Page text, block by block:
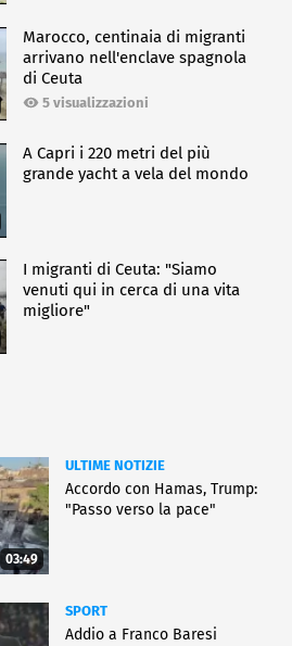
Marocco, centinaia di migranti
arrivano nell'enclave spagnola
di Ceuta
5 visualizzazioni
A Capri i 220 metri del più
grande yacht a vela del mondo
I migranti di Ceuta: "Siamo
venuti qui in cerca di una vita
migliore"
03:49
ULTIME NOTIZIE
Accordo con Hamas, Trump:
"Passo verso la pace"
SPORT
Addio a Franco Baresi